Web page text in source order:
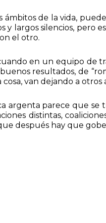
ámbitos de la vida,
y largos silencios, pero
con el otro.
en un equipo de
resultados, de
cosa, van dejando a
argenta parece que se
distintas,
después hay que